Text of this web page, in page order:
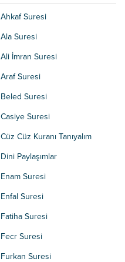
Ahkaf Suresi
Ala Suresi
Ali İmran Suresi
Araf Suresi
Beled Suresi
Casiye Suresi
Cüz Cüz Kuranı Tanıyalım
Dini Paylaşımlar
Enam Suresi
Enfal Suresi
Fatiha Suresi
Fecr Suresi
Furkan Suresi